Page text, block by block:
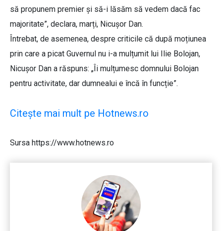
să propunem premier și să-i lăsăm să vedem dacă fac
majoritate”, declara, marți, Nicușor Dan.
Întrebat, de asemenea, despre criticile că după moțiunea
prin care a picat Guvernul nu i-a mulțumit lui Ilie Bolojan,
Nicușor Dan a răspuns: „Îi mulțumesc domnului Bolojan
pentru activitate, dar dumnealui e încă în funcție”.
Citește mai mult pe Hotnews.ro
Sursa https://www.hotnews.ro